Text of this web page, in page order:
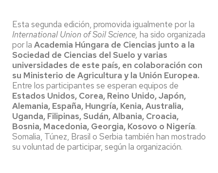
Esta segunda edición, promovida igualmente por la
International Union of Soil Science, ha sido organizada
por la Academia Húngara de Ciencias junto a la
Sociedad de Ciencias del Suelo y varias
universidades de este país, en colaboración con
su Ministerio de Agricultura y la Unión Europea.
Entre los participantes se esperan equipos de
Estados Unidos, Corea, Reino Unido, Japón,
Alemania, España, Hungría, Kenia, Australia,
Uganda, Filipinas, Sudán, Albania, Croacia,
Bosnia, Macedonia, Georgia, Kosovo o Nigería.
Somalia, Túnez, Brasil o Serbia también han mostrado
su voluntad de participar, según la organización.